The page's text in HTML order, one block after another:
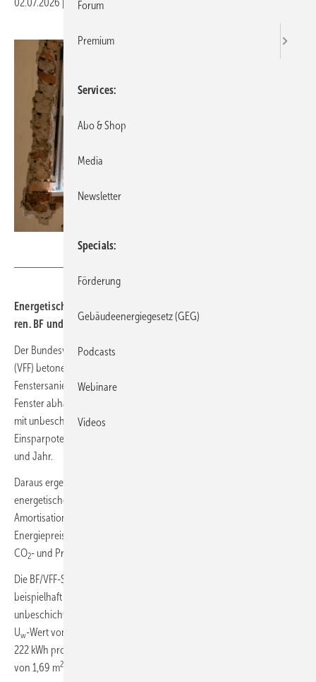
02.07.2026 Druckvorschau
Energetische Fenstersanierun­gen kön­nen sich schnell amor­ti­sie­
ren. BF und VFF zeigen Ein­spar­po­ten­ziale und CO
Der Bundesverband Flachglas (BF) und der Verband Fenster + Fassade
(VFF) betonen, dass die Wirtschaftlichkeit energetischer
Fenstersanierungen maßgeblich vom Zustand der bestehenden
Fenster abhängt. Besonders relevant sind Fenster vor Baujahr 1995
mit unbeschichtetem Isolierglas. Laut BF und VFF beträgt das
Einsparpotenzial bei solchen Fenstern rund 131 kWh/m
und Jahr.
Daraus ergeben sich in vielen Fällen nicht nur erhebliche
energetische Vorteile, sondern auch wirtschaftlich attraktive
Amortisationszeiten, insbesondere bei weiter steigenden
Energiepreisen. Zusätzlich amortisieren sich neue Fenster auch unter
CO2- und Primärenergieaspekten deutlich früher.
Die BF/VFF-Studie „Mehr Energie sparen mit neuen Fenstern“ zeigt
beispielhaft das Einsparpotenzial: Beim Ersatz eines Fensters mit
unbeschichtetem Isolierglas durch ein modernes Fenster mit einem
Uw-Wert von 0,95 W/(m
222 kWh pro Fenstereinheit und Jahr. Bezogen auf eine Fenstereinheit
von 1,69 m2
Forum
Premium
Services
Abo & Shop
Media
Newsletter
Specials
Förderung
Gebäudeenergiegesetz (GEG)
Podcasts
Webinare
Videos